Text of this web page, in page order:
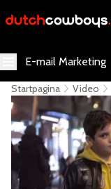
E-mail Marketing
Startpagina Video